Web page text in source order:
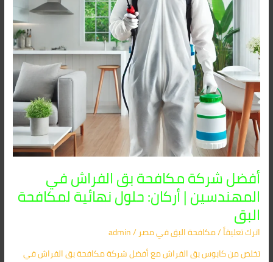
أفضل شركة مكافحة بق الفراش في
المهندسين | أركان: حلول نهائية لمكافحة
البق
اترك تعليقاً/مكافحة البق​ في مصر/
admin
تخلص من كابوس بق الفراش مع أفضل شركة مكافحة بق الفراش في
حلول
نهائية
لمكافحة
البق